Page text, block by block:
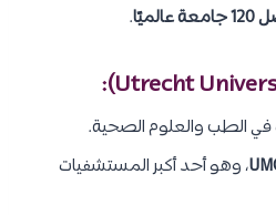
عالميًا .
الطب والعلوم الصحية.
، وهو أحد أكبر المستشفيات